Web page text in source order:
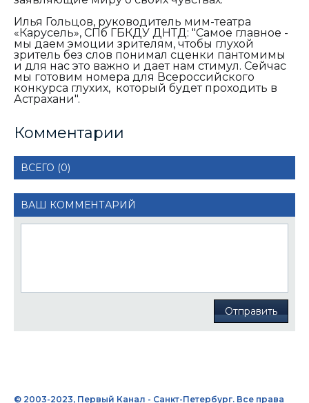
Илья Гольцов, руководитель мим-театра
«Карусель», СПб ГБКДУ ДНТД: "Самое главное -
мы даем эмоции зрителям, чтобы глухой
зритель без слов понимал сценки пантомимы
и для нас это важно и дает нам стимул. Сейчас
мы готовим номера для Всероссийского
конкурса глухих, который будет проходить в
Астрахани".
Комментарии
ВСЕГО (0)
ВАШ КОММЕНТАРИЙ
Отправить
© 2003-2023, Первый Канал - Санкт-Петербург. Все права